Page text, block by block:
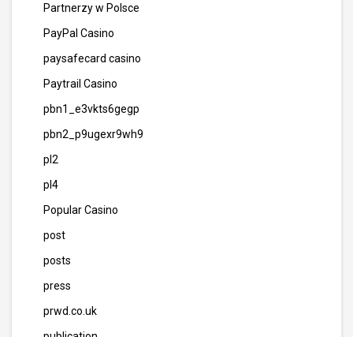
Partnerzy w Polsce
PayPal Casino
paysafecard casino
Paytrail Casino
pbn1_e3vkts6gegp
pbn2_p9ugexr9wh9
pl2
pl4
Popular Casino
post
posts
press
prwd.co.uk